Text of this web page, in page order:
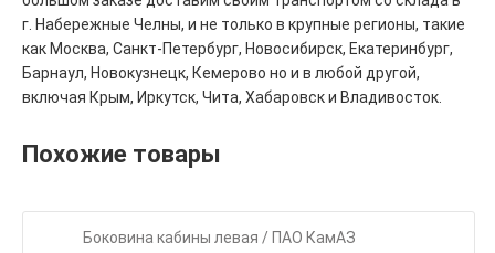
г. Набережные Челны, и не только в крупные регионы, такие
как Москва, Санкт-Петербург, Новосибирск, Екатеринбург,
Барнаул, Новокузнецк, Кемерово но и в любой другой,
включая Крым, Иркутск, Чита, Хабаровск и Владивосток.
Похожие товары
Боковина кабины левая / ПАО КамАЗ